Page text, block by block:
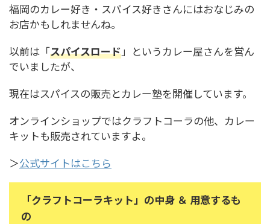
福岡のカレー好き・スパイス好きさんにはおなじみの
お店かもしれませんね。
以前は「スパイスロード」というカレー屋さんを営ん
でいましたが、
現在はスパイスの販売とカレー塾を開催しています。
オンラインショップではクラフトコーラの他、カレー
キットも販売されていますよ。
＞公式サイトはこちら
「クラフトコーラキット」の中身 ＆ 用意するも
の